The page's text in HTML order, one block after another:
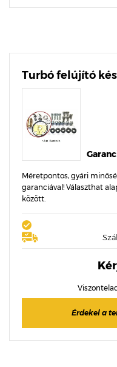
Turbó felújító
Méretpontos, gyári
garanciával! Választhat
között.
Érdekel a